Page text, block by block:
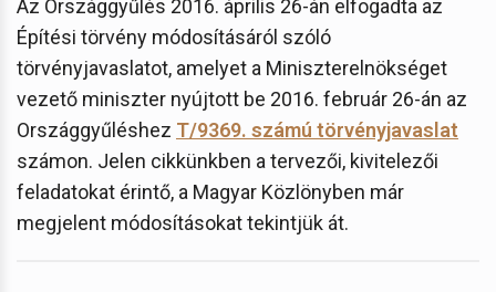
Az Országgyűlés 2016. április 26-án elfogadta az
Építési törvény módosításáról szóló
törvényjavaslatot, amelyet a Miniszterelnökséget
vezető miniszter nyújtott be 2016. február 26-án az
Országgyűléshez T/9369. számú törvényjavaslat
számon. Jelen cikkünkben a tervezői, kivitelezői
feladatokat érintő, a Magyar Közlönyben már
megjelent módosításokat tekintjük át.